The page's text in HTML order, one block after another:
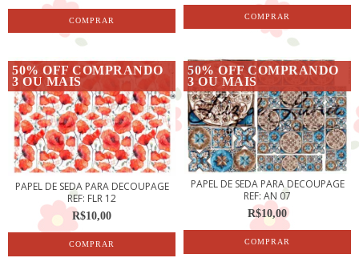
50% OFF COMPRANDO
3 OU MAIS
PAPEL DE SEDA PARA DECOUPAGE
REF: FLR 12
R$10,00
50% OFF COMPRANDO
3 OU MAIS
PAPEL DE SEDA PARA DECOUPAGE
REF: AN 07
R$10,00